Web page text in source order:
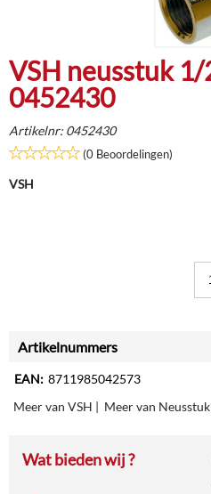
VSH neusstuk
0452430
Artikelnr: 0452430
(0 Beoordelingen)
VSH
Artikelnummers
EAN: 8711985042573
Meer van VSH | Meer van Neusstuk
Wat bieden wij ?